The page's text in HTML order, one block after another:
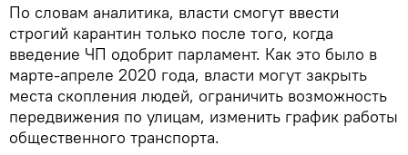
По словам аналитика, власти смогут ввести
строгий карантин только после того, когда
введение ЧП одобрит парламент. Как это было в
марте-апреле 2020 года, власти могут закрыть
места скопления людей, ограничить возможность
передвижения по улицам, изменить график работы
общественного транспорта.